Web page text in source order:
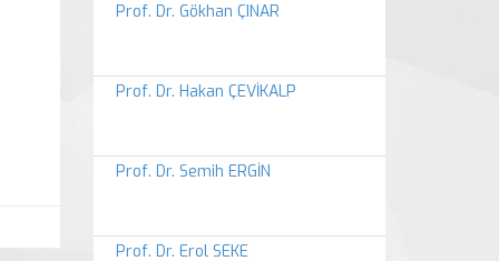
Prof. Dr. Gökhan ÇINAR
Prof. Dr. Hakan ÇEVİKALP
Prof. Dr. Semih ERGİN
Prof. Dr. Erol SEKE